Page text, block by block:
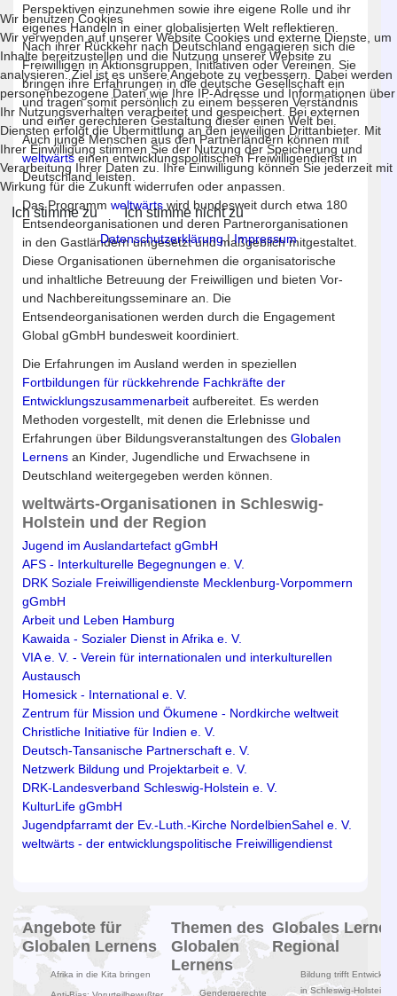
Perspektiven einzunehmen sowie ihre eigene Rolle und ihr
eigenes Handeln in einer globalisierten Welt reflektieren.
Nach ihrer Rückkehr nach Deutschland engagieren sich die
Freiwilligen in Aktionsgruppen, Initiativen oder Vereinen. Sie
bringen ihre Erfahrungen in die deutsche Gesellschaft ein
und tragen somit persönlich zu einem besseren Verständnis
und einer gerechteren Gestaltung dieser einen Welt bei.
Auch junge Menschen aus den Partnerländern können mit
weltwärtseinen entwicklungspolitischen Freiwilligendienst in
Deutschland leisten.
Das Programm weltwärts wird bundesweit durch etwa 180
Entsendeorganisationen und deren Partnerorganisationen
in den Gastländern umgesetzt und maßgeblich mitgestaltet.
Diese Organisationen übernehmen die organisatorische
und inhaltliche Betreuung der Freiwilligen und bieten Vor-
und Nachbereitungsseminare an. Die
Entsendeorganisationen werden durch die Engagement
Global gGmbH bundesweit koordiniert.
Die Erfahrungen im Ausland werden in speziellen
Fortbildungen für rückkehrende Fachkräfte der
Entwicklungszusammenarbeit aufbereitet. Es werden
Methoden vorgestellt, mit denen die Erlebnisse und
Erfahrungen über Bildungsveranstaltungen des Globalen
Lernens an Kinder, Jugendliche und Erwachsene in
Deutschland weitergegeben werden können.
weltwärts-Organisationen in Schleswig-
Holstein und der Region
Jugend im Auslandartefact gGmbH
AFS - Interkulturelle Begegnungen e. V.
DRK Soziale Freiwilligendienste Mecklenburg-Vorpommern
gGmbH
Arbeit und Leben Hamburg
Kawaida - Sozialer Dienst in Afrika e. V.
VIA e. V. - Verein für internationalen und interkulturellen
Austausch
Homesick - International e. V.
Zentrum für Mission und Ökumene - Nordkirche weltweit
Christliche Initiative für Indien e. V.
Deutsch-Tansanische Partnerschaft e. V.
Netzwerk Bildung und Projektarbeit e. V.
DRK-Landesverband Schleswig-Holstein e. V.
KulturLife gGmbH
Jugendpfarramt der Ev.-Luth.-Kirche NordelbienSahel e. V.
weltwärts - der entwicklungspolitische Freiwilligendienst
Angebote für
Globalen Lernens
Afrika in die Kita bringen
Themen des
Globalen
Lernens
Gendergerechte
Globales Lernen
Regional
Bildung trifft
in Schleswig-Holstein
Wir benutzen Cookies
Wir verwenden auf unserer Website Cookies und externe Dienste, um
Inhalte bereitzustellen und die Nutzung unserer Website zu
analysieren. Ziel ist es unsere Angebote zu verbessern. Dabei werden
personenbezogene Daten wie Ihre IP-Adresse und Informationen über
Ihr Nutzungsverhalten verarbeitet und gespeichert. Bei externen
Diensten erfolgt die Übermittlung an den jeweiligen Drittanbieter. Mit
Ihrer Einwilligung stimmen Sie der Nutzung der Speicherung und
Verarbeitung Ihrer Daten zu. Ihre Einwilligung können Sie jederzeit mit
Wirkung für die Zukunft widerrufen oder anpassen.
Ich stimme zu Ich stimme nicht zu
Datenschutzerklärung|Impressum